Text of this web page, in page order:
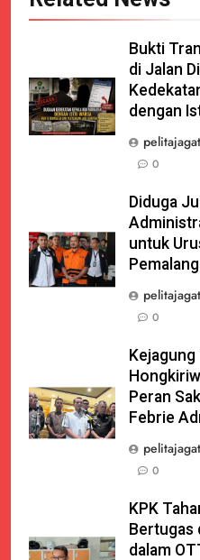
Bukti
di Jalan
dengan
0
Diduga
untuk
Pemalang
0
Peran
Febrie
0
KPK
Bertugas
dalam